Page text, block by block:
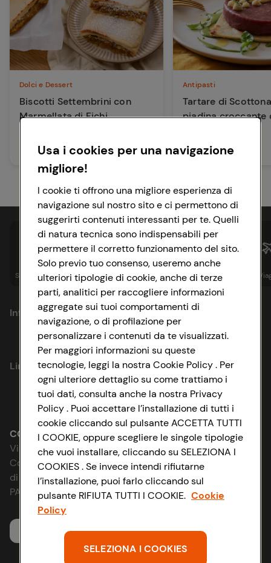
Dolci e Dessert
Biscotti Settembrini con
Marmellata di Fichi
50 min Facile
Antipasti
Tartare di
piadina croccante
maionese alle
25 min Facile
Spesa online Assicurazioni Sapori& Istituzionale
Informazioni
Privacy Policy
Cookie Policy
Impostazioni Cookie
Accessibilità
D&I e Parità di Genere
Strategia Fiscale
Link utili
Lavora con noi
Le cooperative
News & Approfondimenti
Richiami prodotto
Whistleblowing
CONAD SOCIETÀ COOPERATIVA
Via Michelino, 59 | 40127 BOLOGNA
Codice Fiscale e Registro Imprese
di Bologna 00865960157
PARTITA IVA 03320960374
Servizio clienti
Usa i cookies per una navigazione
migliore!
I cookie ti offrono una migliore esperienza di
navigazione sul nostro sito e ci permettono di
suggerirti contenuti interessanti per te. Quelli
di natura tecnica sono indispensabili per
permettere il corretto funzionamento del sito.
Solo previo tuo consenso, useremo anche
ulteriori tipologie di cookie, anche di terze
parti, analitici per raccogliere informazioni
aggregate sui tuoi comportamenti di
navigazione, o di profilazione per
personalizzare i contenuti da te visualizzati.
Per maggiori informazioni su queste
tecnologie, leggi la nostra Cookie Policy . Per
ogni ulteriore dettaglio su come trattiamo i
tuoi dati, consulta anche la nostra Privacy
Policy . Puoi accettare l’installazione di tutti i
cookie cliccando sul pulsante ACCETTA TUTTI
I COOKIE, oppure scegliere le singole tipologie
che vuoi installare, cliccando su SELEZIONA I
COOKIES . Se invece intendi rifiutarne
l’installazione, puoi farlo cliccando sul
pulsante RIFIUTA TUTTI I COOKIE. Cookie
Policy
SELEZIONA I COOKIES